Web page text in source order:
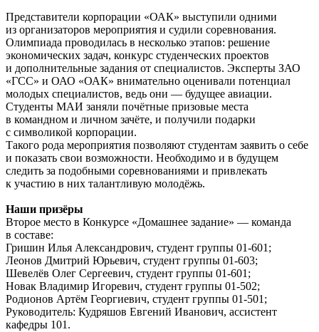
Представители корпорации «ОАК» выступили одними
из организаторов мероприятия и судили соревнования.
Олимпиада проводилась в несколько этапов: решение
экономических задач, конкурс студенческих проектов
и дополнительные задания от специалистов. Эксперты ЗАО
«ГСС» и ОАО «ОАК» внимательно оценивали потенциал
молодых специалистов, ведь они — будущее авиации.
Студенты МАИ заняли почётные призовые места
в командном и личном зачёте, и получили подарки
с символикой корпорации.
Такого рода мероприятия позволяют студентам заявить о себе
и показать свои возможности. Необходимо и в будущем
следить за подобными соревнованиями и привлекать
к участию в них талантливую молодёжь.
Наши призёры
Второе место в Конкурсе «Домашнее задание» — команда
в составе:
Гришин Илья Александрович, студент группы 01-601;
Леонов Дмитрий Юрьевич, студент группы 01-603;
Шевелёв Олег Сергеевич, студент группы 01-601;
Новак Владимир Игоревич, студент группы 01-502;
Родионов Артём Георгиевич, студент группы 01-501;
Руководитель: Кудряшов Евгений Иванович, ассистент
кафедры 101.